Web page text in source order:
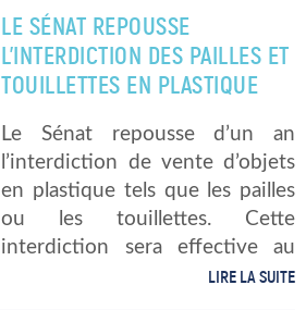
débouchés riche pour tout le
monde, que l’on soit jeune, […]
LE SÉNAT REPOUSSE
L’INTERDICTION DES PAILLES ET
TOUILLETTES EN PLASTIQUE
Le Sénat repousse d’un an
l’interdiction de vente d’objets
en plastique tels que les pailles
ou les touillettes. Cette
interdiction sera effective au
1er janvier 2021, au lieu de
LIRE LA SUITE